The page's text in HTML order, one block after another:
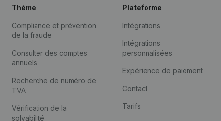
Thème
Compliance et prévention
de la fraude
Consulter des comptes
annuels
Recherche de numéro de
TVA
Vérification de la
solvabilité
Plateforme
Intégrations
Intégrations
personnalisées
Expérience de paiement
Contact
Tarifs